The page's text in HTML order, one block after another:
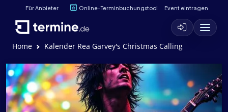
Für Anbieter Online-Terminbuchungstool Event eintragen
Home Kalender Rea Garvey's Christmas Calling